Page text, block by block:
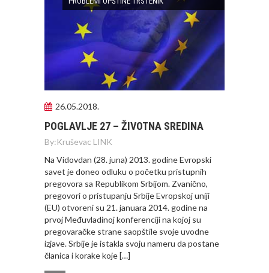
26.05.2018.
POGLAVLJE 27 – ŽIVOTNA SREDINA
By:Kruševac LINK
Na Vidovdan (28. juna) 2013. godine Evropski
savet je doneo odluku o početku pristupnih
pregovora sa Republikom Srbijom. Zvanično,
pregovori o pristupanju Srbije Evropskoj uniji
(EU) otvoreni su 21. januara 2014. godine na
prvoj Međuvladinoj konferenciji na kojoj su
pregovaračke strane saopštile svoje uvodne
izjave. Srbije je istakla svoju nameru da postane
članica i korake koje […]